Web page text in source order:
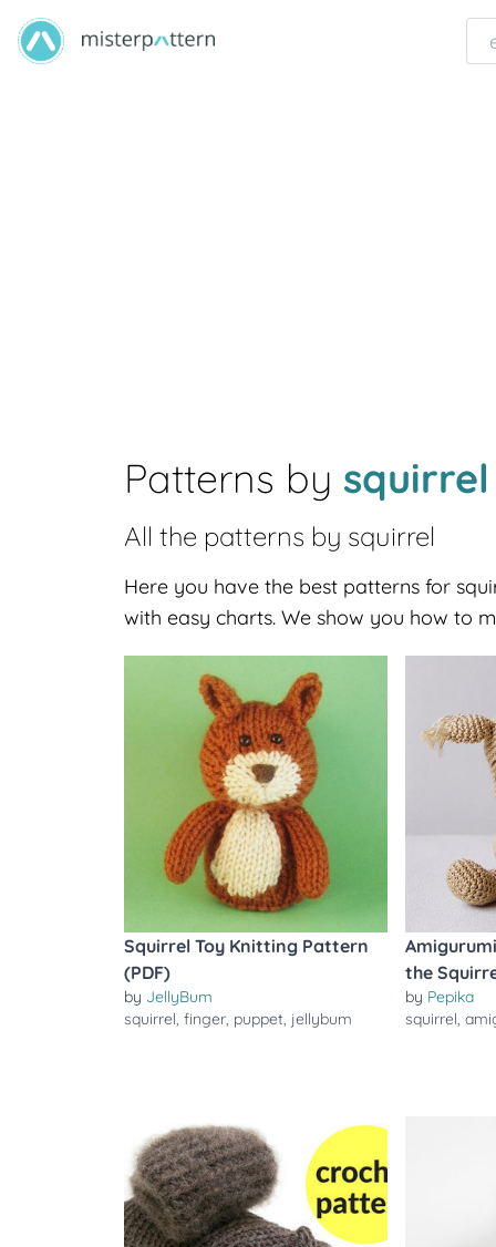
Patterns by squirrel
All the patterns by squirrel
Here you have the best patterns for
with easy charts. We show you how to
Squirrel Toy Knitting Pattern
(PDF)
by JellyBum
squirrel, finger, puppet, jellybum
the
by Pepika
squirrel,